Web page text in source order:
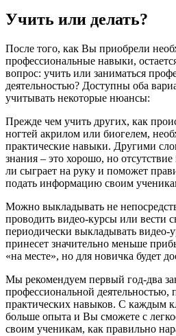
Учить или делать?
После того, как Вы приобрели
профессиональные навыки,
вопрос: учить или заниматься
деятельностью? Доступны оба
учитывать некоторые нюансы:
Прежде чем учить других, как
ногтей акрилом или биогелем,
практические навыки. Другими
знания – это хорошо, но
ли сыграет на руку и поможет
подать информацию своим
Можно выкладывать не
проводить видео-курсы или вести
периодически выкладывать видео-
принесет значительно меньше
«на месте», но для новичка будет
Мы рекомендуем первый год-два
профессиональной деятельностью,
практических навыков. С каждым
больше опыта и Вы сможете с
своим ученикам, как правильно